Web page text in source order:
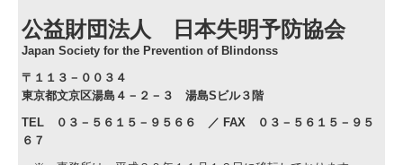
公益財団法人 日本失明予防協会
Japan Society for the Prevention of Blindonss
〒１１３－００３４
東京都文京区湯島４－２－３ 湯島Sビル３階
TEL ０３－５６１５－９５６６
／ FAX ０３－５６１５－９５
６７